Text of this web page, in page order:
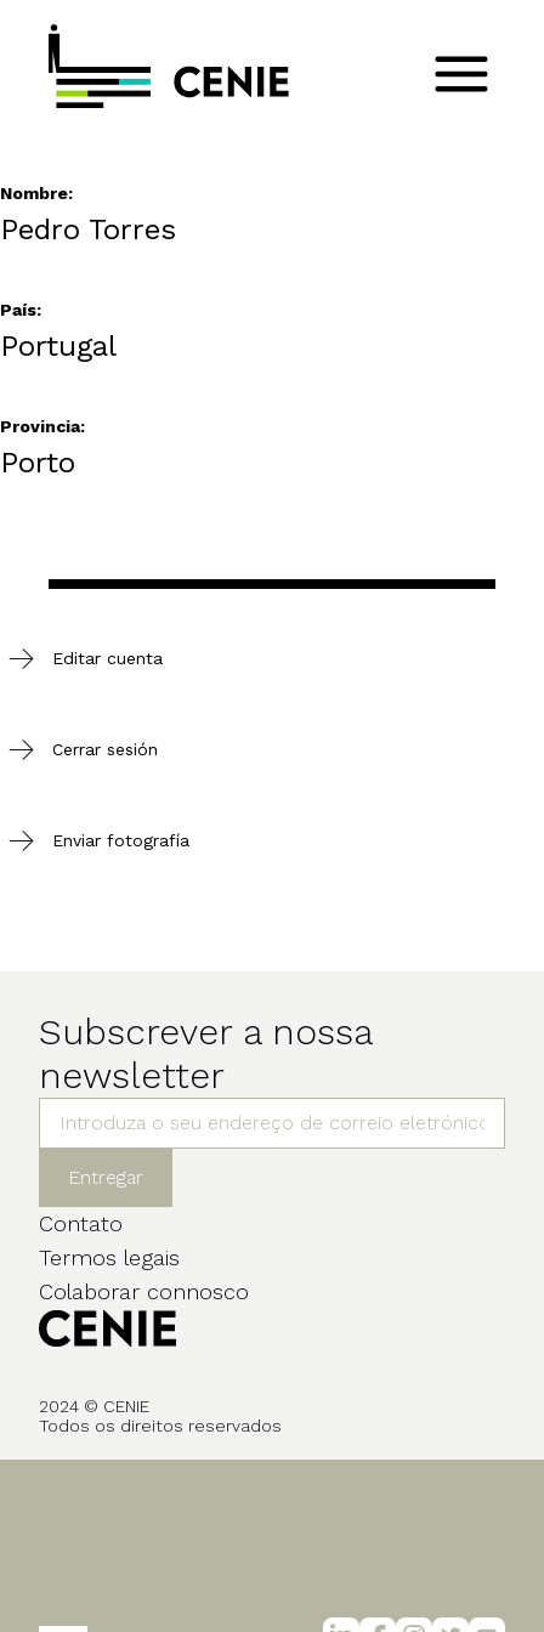
Nombre:
Pedro Torres
País:
Portugal
Provincia:
Porto
Editar cuenta
Cerrar sesión
Enviar fotografía
Subscrever a nossa
newsletter
Entregar
Contato
Termos legais
Colaborar connosco
2024 © CENIE
Todos os direitos reservados